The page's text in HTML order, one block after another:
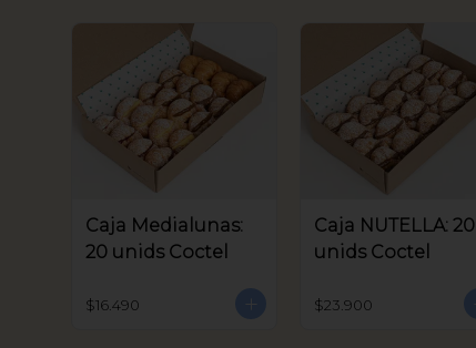
Caja Medialunas:
20 unids Coctel
$16.490
Caja NUTELLA: 20
unids Coctel
$23.900